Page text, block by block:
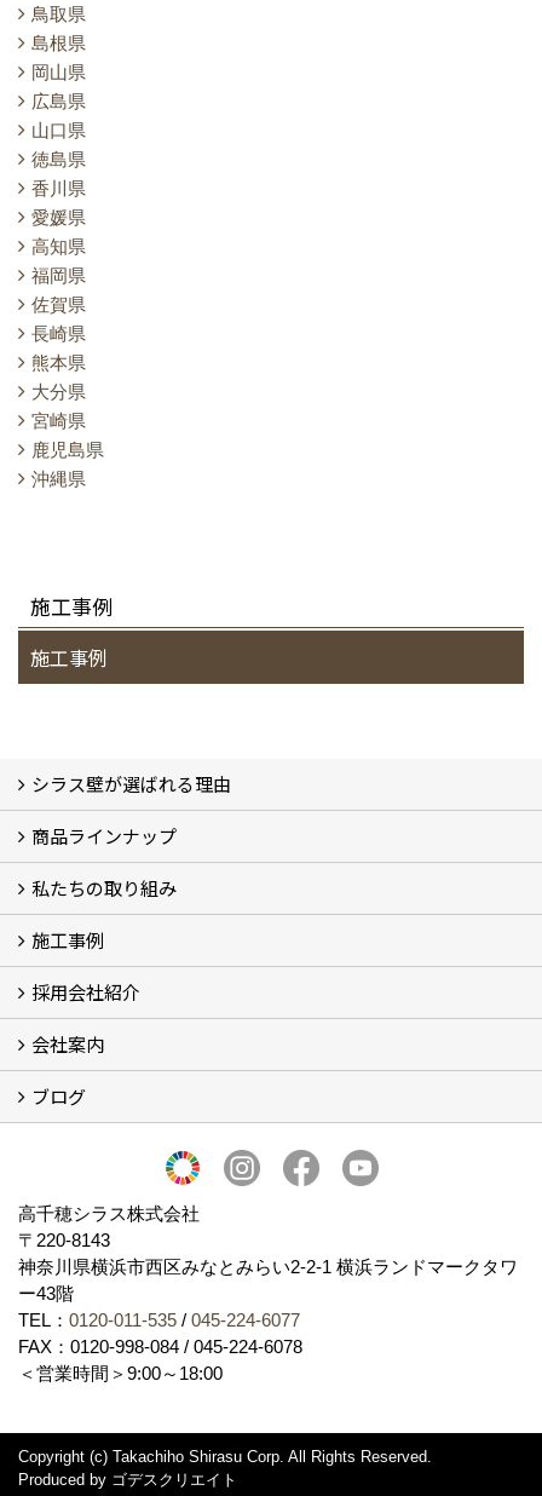
鳥取県
島根県
岡山県
広島県
山口県
徳島県
香川県
愛媛県
高知県
福岡県
佐賀県
長崎県
熊本県
大分県
宮崎県
鹿児島県
沖縄県
施工事例
施工事例
シラス壁が選ばれる理由
シラスストーリー
こだわり
シラス壁の驚くべき性能
商品ラインナップ
一覧
内装仕上げ材
外装仕上げ材
舗装材
水性無機高分子系ハイブリッド型塗料
エコリフォーム
消臭壁紙
Q&A
資料PDF
私たちの取り組み
SDGs、GHGへの取り組み (2)
マグマシラス米
特別対談 (2)
高千穂シラス解説ムービー
研究プロジェクト (4)
プロジェクト (3)
施工事例
施工事例
お客様からのお便り
採用会社紹介
採用会社紹介
「鏝人の会」左官店のご紹介
会社案内
会社概要・沿革
代表の実績
製造紹介
ショールーム
アクセス
採用情報
バナーダウンロード
プライバシーポリシー
Takachiho Shirasu Global Site
LINE公式アカウント
ブログ
高千穂シラス株式会社
〒220-8143
神奈川県横浜市西区みなとみらい2‐2‐1 横浜ランドマークタワ
ー43階
TEL： 0120-011-535 / 045-224-6077
FAX：0120-998-084 / 045-224-6078
＜営業時間＞9:00～18:00
Copyright (c) Takachiho Shirasu Corp. All Rights Reserved.
Produced by ゴデスクリエイト